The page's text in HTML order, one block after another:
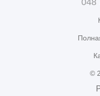
048
©